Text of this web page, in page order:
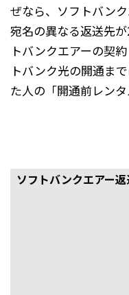
ぜなら、ソフトバン
宛名の異なる返送先
トバンクエアーの契
トバンク光の開通ま
た人の「開通前レンタ
ソフトバンクエアー